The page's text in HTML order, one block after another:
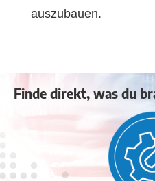
auszubauen.
Finde direkt, was du